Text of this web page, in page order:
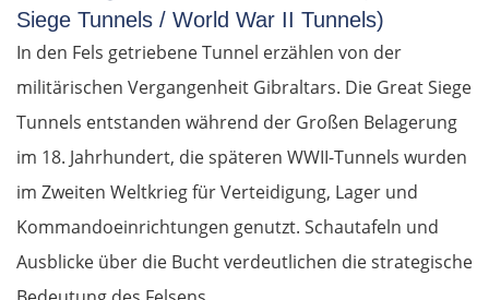
Siege Tunnels / World War II Tunnels)
In den Fels getriebene Tunnel erzählen von der
militärischen Vergangenheit Gibraltars. Die Great Siege
Tunnels entstanden während der Großen Belagerung
im 18. Jahrhundert, die späteren WWII-Tunnels wurden
im Zweiten Weltkrieg für Verteidigung, Lager und
Kommandoeinrichtungen genutzt. Schautafeln und
Ausblicke über die Bucht verdeutlichen die strategische